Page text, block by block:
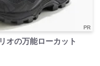
PR
オの万能ローカット